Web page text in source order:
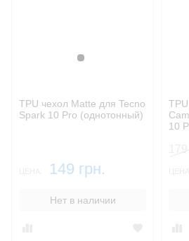
Черный
TPU чехол Matte для Tecno
Spark 10 Pro (однотонный)
149 грн.
Нет в наличии
10